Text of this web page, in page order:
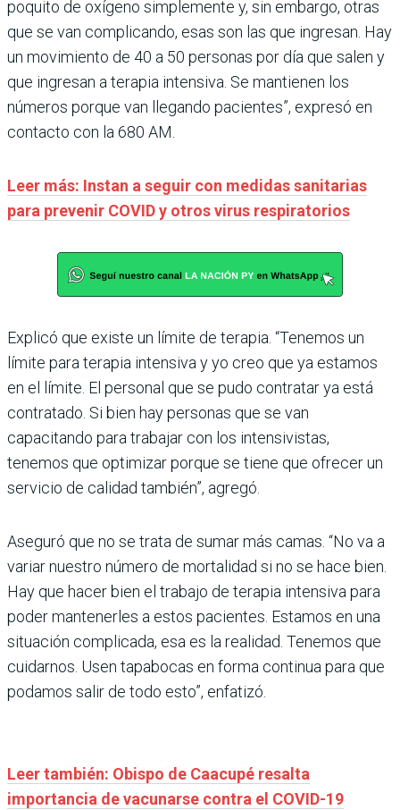
poquito de oxígeno simplemente y, sin embargo, otras
que se van complicando, esas son las que ingresan. Hay
un movimiento de 40 a 50 personas por día que salen y
que ingresan a terapia intensiva. Se mantienen los
números porque van llegando pacientes”, expresó en
contacto con la 680 AM.
Leer más: Instan a seguir con medidas sanitarias
para prevenir COVID y otros virus respiratorios
Explicó que existe un límite de terapia. “Tenemos un
límite para terapia intensiva y yo creo que ya estamos
en el límite. El personal que se pudo contratar ya está
contratado. Si bien hay personas que se van
capacitando para trabajar con los intensivistas,
tenemos que optimizar porque se tiene que ofrecer un
servicio de calidad también”, agregó.
Aseguró que no se trata de sumar más camas. “No va a
variar nuestro número de mortalidad si no se hace bien.
Hay que hacer bien el trabajo de terapia intensiva para
poder mantenerles a estos pacientes. Estamos en una
situación complicada, esa es la realidad. Tenemos que
cuidarnos. Usen tapabocas en forma continua para que
podamos salir de todo esto”, enfatizó.
Leer también: Obispo de Caacupé resalta
importancia de vacunarse contra el COVID-19